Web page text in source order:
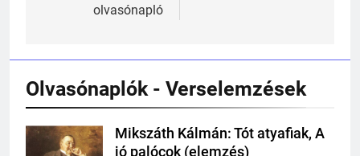
olvasónapló
Olvasónaplók - Verselemzések
Mikszáth
Mikszáth Kálmán: Tót atyafiak, A
jó palócok (elemzés)
KI TALÁLTA FEL
TÖRTÉNELEM ÉRDEKESSÉGEK
242
Kik voltak a három királyok?